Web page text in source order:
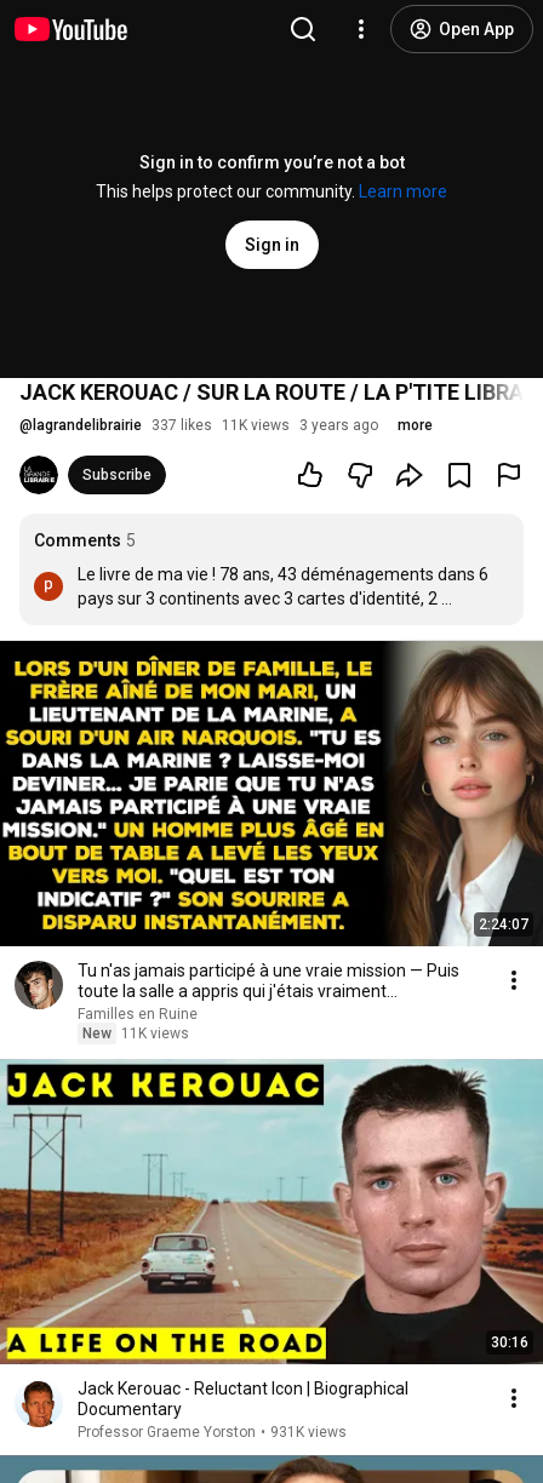
Open App
Sign in to confirm you’re not a bot
This helps protect our community.
Learn more
Sign in
JACK KEROUAC / SUR LA ROUTE / LA P'TITE
@ lagrandelibrairie 337 likes 11K views 3 years ago more
Subscribe
Comments 5
Le livre de ma vie ! 78 ans, 43 déménagements dans 6
pays sur 3 continents avec 3 cartes d'identité, 2
né !
2:24:07
Tu n'as jamais participé à une vraie mission — Puis
toute la salle a appris qui j'étais vraiment...
Familles en Ruine
New
11K views
30:16
Jack Kerouac - Reluctant Icon | Biographical
Documentary
Professor Graeme Yorston • 931K views